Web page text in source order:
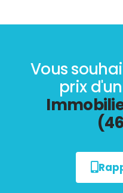
Vous
prix d'un